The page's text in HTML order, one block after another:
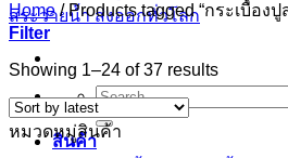
Search
for:
สินค้า
Home /Products tagged “กระเบื้องปู
Filter
Showing 1–24 of 37 resultsSorted
by
latest
หมวดหมู่สินค้า